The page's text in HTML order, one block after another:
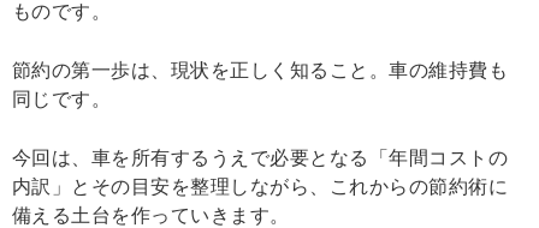
ものです。
節約の第一歩は、現状を正しく知ること。車の維持費も
同じです。
今回は、車を所有するうえで必要となる「年間コストの
内訳」とその目安を整理しながら、これからの節約術に
備える土台を作っていきます。